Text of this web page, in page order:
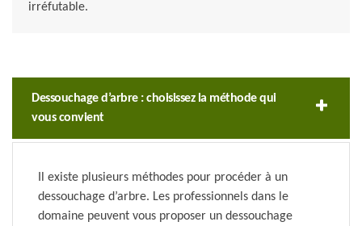
irréfutable.
Dessouchage d’arbre : choisissez la méthode qui
vous convient
Il existe plusieurs méthodes pour procéder à un
dessouchage d’arbre. Les professionnels dans le
domaine peuvent vous proposer un dessouchage